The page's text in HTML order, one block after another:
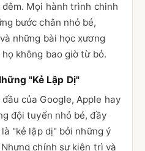
Mọi hành trình chinh
bước chân nhỏ bé,
những bài học xương
không bao giờ từ bỏ.
"Kẻ Lập Dị"
của Google, Apple hay
đội tuyển nhỏ bé, đầy
"kẻ lập dị" bởi những ý
chính sự kiên trì và